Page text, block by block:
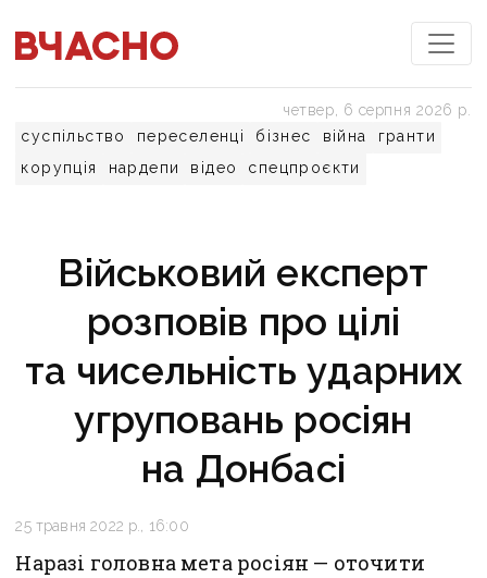
суспільство переселенці бізнес війна
гранти
корупція
нардепи відео спецпроєкти
четвер, 6 серпня 2026 р.
Військовий експерт
розповів про цілі
та чисельність ударних
угруповань росіян
на Донбасі
25 травня 2022 р., 16:00
Наразі головна мета росіян — оточити